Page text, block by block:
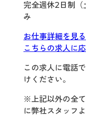
完全週休2日制（
み
お仕事詳細を見る
こちらの求人に
この求人に電話
けください。
※上記以外の全
に弊社スタッフ